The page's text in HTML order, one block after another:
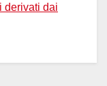
derivati dai